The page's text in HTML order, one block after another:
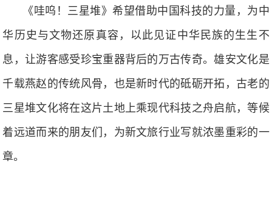
《哇呜！三星堆》希望借助中国科技的力量，为中
华历史与文物还原真容，以此见证中华民族的生生不
息，让游客感受珍宝重器背后的万古传奇。雄安文化是
千载燕赵的传统风骨，也是新时代的砥砺开拓，古老的
三星堆文化将在这片土地上乘现代科技之舟启航，等候
着远道而来的朋友们，为新文旅行业写就浓墨重彩的一
章。